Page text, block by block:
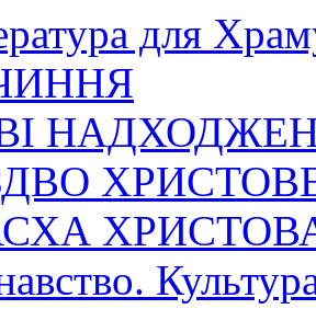
для